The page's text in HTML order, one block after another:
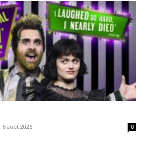
6 août 2026 0